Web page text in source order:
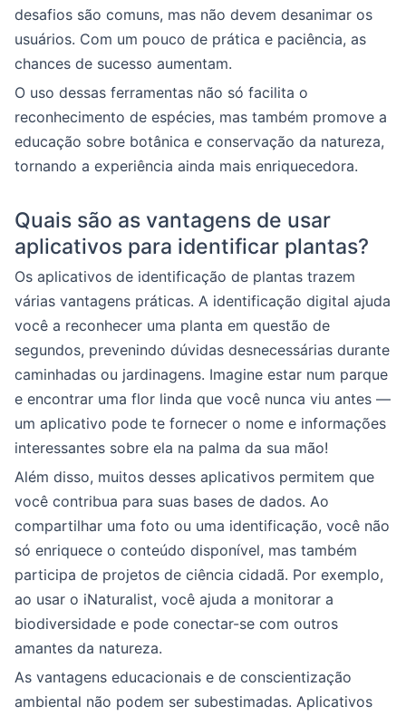
desafios são comuns, mas não devem desanimar os
usuários. Com um pouco de prática e paciência, as
chances de sucesso aumentam.
O uso dessas ferramentas não só facilita o
reconhecimento de espécies, mas também promove a
educação sobre botânica e conservação da natureza,
tornando a experiência ainda mais enriquecedora.
Quais são as vantagens de usar
aplicativos para identificar plantas?
Os aplicativos de identificação de plantas trazem
várias vantagens práticas. A identificação digital ajuda
você a reconhecer uma planta em questão de
segundos, prevenindo dúvidas desnecessárias durante
caminhadas ou jardinagens. Imagine estar num parque
e encontrar uma flor linda que você nunca viu antes —
um aplicativo pode te fornecer o nome e informações
interessantes sobre ela na palma da sua mão!
Além disso, muitos desses aplicativos permitem que
você contribua para suas bases de dados. Ao
compartilhar uma foto ou uma identificação, você não
só enriquece o conteúdo disponível, mas também
participa de projetos de ciência cidadã. Por exemplo,
ao usar o iNaturalist, você ajuda a monitorar a
biodiversidade e pode conectar-se com outros
amantes da natureza.
As vantagens educacionais e de conscientização
ambiental não podem ser subestimadas. Aplicativos